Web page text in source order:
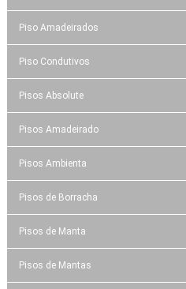
Piso Amadeirados
Piso Condutivos
Pisos Absolute
Pisos Amadeirado
Pisos Ambienta
Pisos de Borracha
Pisos de Manta
Pisos de Mantas